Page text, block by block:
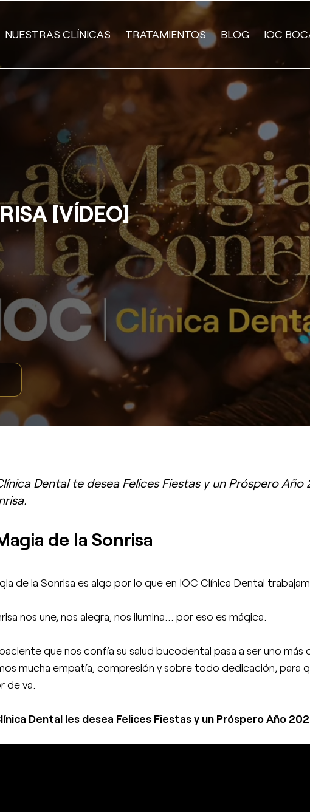
NUESTRAS CLÍNICAS TRATAMIENTOS BLOG IOC
[VÍDEO]
Dental te desea Felices Fiestas y un Próspero
de la Sonrisa
de la Sonrisa es algo por lo que en IOC Clínica Dental
nos une, nos alegra, nos ilumina... por eso es mágica.
que nos confía su salud bucodental pasa a ser uno más
mucha empatía, compresión y sobre todo dedicación, para
de va.
Dental les desea Felices Fiestas y un Próspero Año